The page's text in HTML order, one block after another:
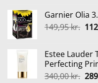
var:
Garnier Olia
149,95kr.
var:
Estee Lauder
Perfecting
340,00kr.